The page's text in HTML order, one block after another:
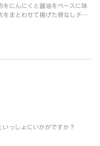
をにんにくと醤油をベースに味
をまとわせて揚げた骨なしチキ
っしょにいかがですか？